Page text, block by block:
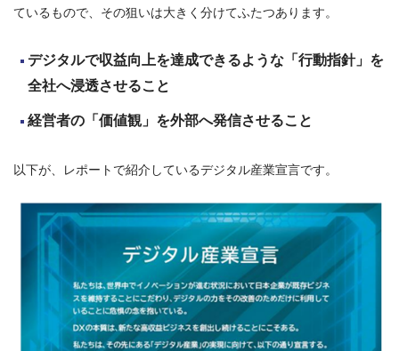
ているもので、その狙いは大きく分けてふたつあります。
デジタルで収益向上を達成できるような「行動指針」を
全社へ浸透させること
経営者の「価値観」を外部へ発信させること
以下が、レポートで紹介しているデジタル産業宣言です。